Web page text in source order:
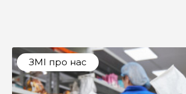
ЗМІ про нас